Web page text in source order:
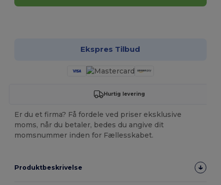
Ekspres Tilbud
Hurtig levering
Er du et firma? Få fordele ved priser eksklusive
moms, når du betaler, bedes du angive dit
momsnummer inden for Fællesskabet.
Produktbeskrivelse